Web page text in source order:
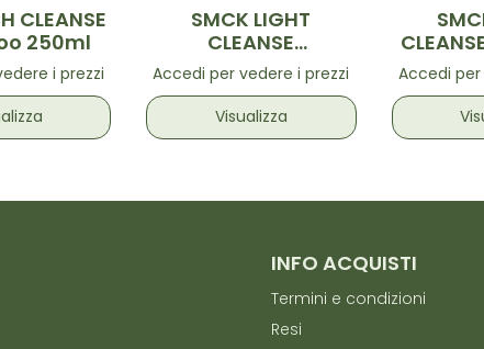
CLEANSE
250ml
i prezzi
SMCK LIGHT
CLEANSE
HAIR&SCALP
Shampoo 100ml
Accedi per vedere i prezzi
Visualizza
Accedi per
INFO ACQUISTI
Termini e condizioni
Resi